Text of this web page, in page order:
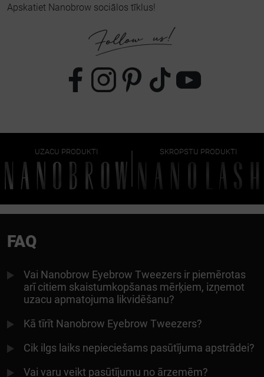
Apskatiet Nanobrow sociālos tīklus!
UZACU PRODUKTI SKROPSTU PRODUKTI
FAQ
Vai Nanobrow Eyebrow Tweezers ir piemērotas
arī citiem skaistumkopšanas mērķiem, izņemot
uzacu apmatojuma likvidēšanu?
Kā tīrīt Nanobrow Eyebrow Tweezers?
Cik ilgs laiks nepieciešams pasūtījuma apstrādei?
Vai varu veikt pasūtījumu no ārzemēm?